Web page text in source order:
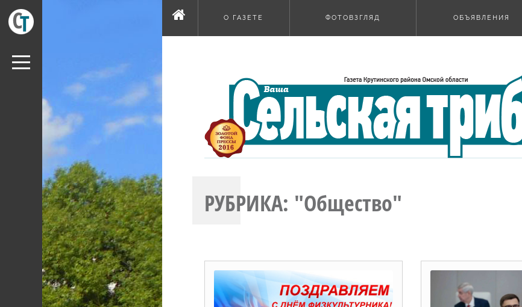
О ГАЗЕТЕ ФОТОВЗГЛЯД ОБЪЯВЛЕНИЯ
РУБРИКА: "Общество"